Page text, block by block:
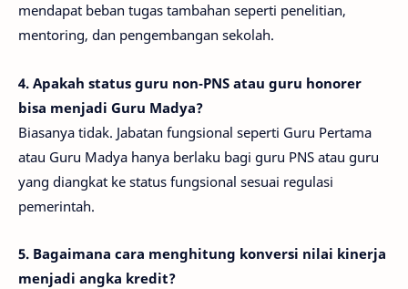
mendapat beban tugas tambahan seperti penelitian,
mentoring, dan pengembangan sekolah.
4. Apakah status guru non‑PNS atau guru honorer
bisa menjadi Guru Madya?
Biasanya tidak. Jabatan fungsional seperti Guru Pertama
atau Guru Madya hanya berlaku bagi guru PNS atau guru
yang diangkat ke status fungsional sesuai regulasi
pemerintah.
5. Bagaimana cara menghitung konversi nilai kinerja
menjadi angka kredit?